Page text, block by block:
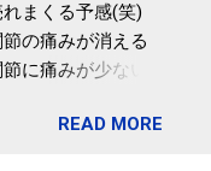
効果」 - ニュー
健康）
ので、貰えると
が伝わってきて
るさと納税が節
ほど稼げていない
まくる予感(笑)
の痛みが消える
に痛みが少ない
」は、「コンドロ
READ MORE